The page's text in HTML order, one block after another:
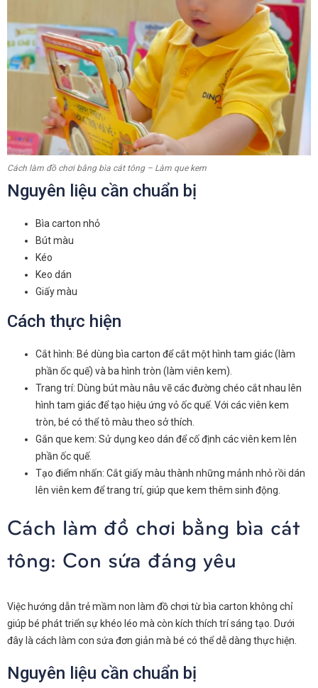
Cách làm đồ chơi bằng bìa cát tông – Làm que kem
Nguyên liệu cần chuẩn bị
Bìa carton nhỏ
Bút màu
Kéo
Keo dán
Giấy màu
Cách thực hiện
Cắt hình: Bé dùng bìa carton để cắt một hình tam giác (làm
phần ốc quế) và ba hình tròn (làm viên kem).
Trang trí: Dùng bút màu nâu vẽ các đường chéo cắt nhau lên
hình tam giác để tạo hiệu ứng vỏ ốc quế. Với các viên kem
tròn, bé có thể tô màu theo sở thích.
Gắn que kem: Sử dụng keo dán để cố định các viên kem lên
phần ốc quế.
Tạo điểm nhấn: Cắt giấy màu thành những mảnh nhỏ rồi dán
lên viên kem để trang trí, giúp que kem thêm sinh động.
Cách làm đồ chơi bằng bìa cát
tông: Con sứa đáng yêu
Việc hướng dẫn trẻ mầm non làm đồ chơi từ bìa carton không chỉ
giúp bé phát triển sự khéo léo mà còn kích thích trí sáng tạo. Dưới
đây là cách làm con sứa đơn giản mà bé có thể dễ dàng thực hiện.
Nguyên liệu cần chuẩn bị